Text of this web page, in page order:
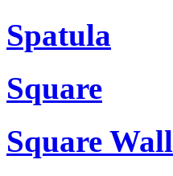
Spatula
Square
Square Wall